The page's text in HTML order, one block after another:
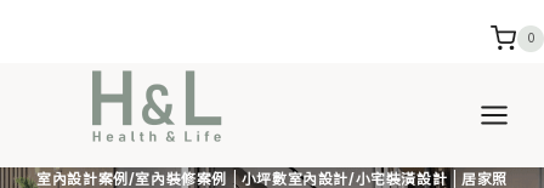
0
室內設計案例/室內裝修案例 |小坪數室內設計/小宅裝潢設計
居家照